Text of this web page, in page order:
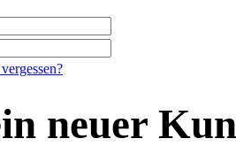
neuer